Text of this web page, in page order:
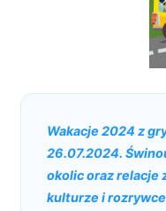
Wakacje 2024 z
26.07.2024.
okolic oraz relacje
kulturze i